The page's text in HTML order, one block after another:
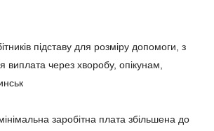
підставу для розміру допомоги, з
виплата через хворобу, опікунам,
заробітна плата збільшена до